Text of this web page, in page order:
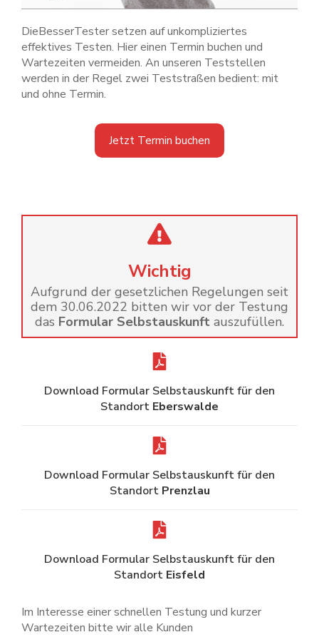
DieBesserTester setzen auf unkompliziertes
effektives Testen. Hier einen Termin buchen und
Wartezeiten vermeiden. An unseren Teststellen
werden in der Regel zwei Teststraßen bedient: mit
und ohne Termin.
Jetzt Termin buchen
Wichtig
Aufgrund der gesetzlichen Regelungen seit
dem 30.06.2022 bitten wir vor der Testung
das Formular Selbstauskunft auszufüllen.
Download Formular Selbstauskunft für den
Standort Eberswalde
Download Formular Selbstauskunft für den
Standort Prenzlau
Download Formular Selbstauskunft für den
Standort Eisfeld
Im Interesse einer schnellen Testung und kurzer
Wartezeiten bitte wir alle Kunden